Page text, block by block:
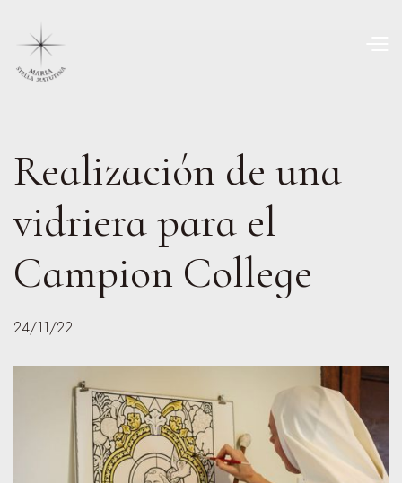
Realización de una
vidriera para el
Campion College
24/11/22